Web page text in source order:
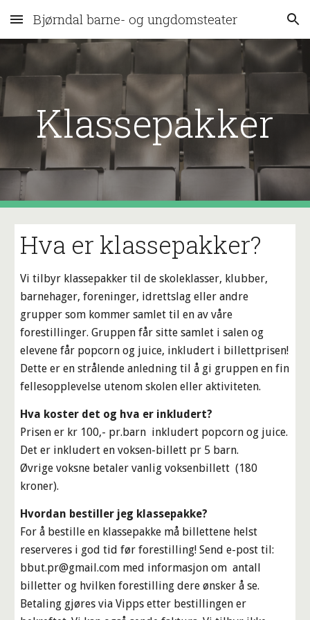
Skip to main content Skip to navigation
Bjørndal barne- og ungdomsteater
Klassepakker
Hva er klassepakker?
Vi tilbyr klassepakker til de skoleklasser, klubber,
barnehager, foreninger, idrettslag eller andre
grupper som kommer samlet til en av våre
forestillinger. Gruppen får sitte samlet i salen og
elevene får popcorn og juice, inkludert i billettprisen!
Dette er en strålende anledning til å gi gruppen en fin
fellesopplevelse utenom skolen eller aktiviteten.
Hva koster det og hva er inkludert?
Prisen er kr 100,- pr.barn inkludert popcorn og juice.
Det er inkludert en voksen-billett pr 5 barn.
Øvrige voksne betaler vanlig voksenbillett (180
kroner).
Hvordan bestiller jeg klassepakke?
For å bestille en klassepakke må billettene helst
reserveres i god tid før forestilling! Send e-post til:
bbut.pr@gmail.com med informasjon om antall
billetter og hvilken forestilling dere ønsker å se.
Betaling gjøres via Vipps etter bestillingen er